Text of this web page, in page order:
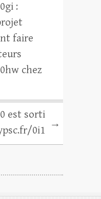
:
faire
chez
est sorti
0i1
→